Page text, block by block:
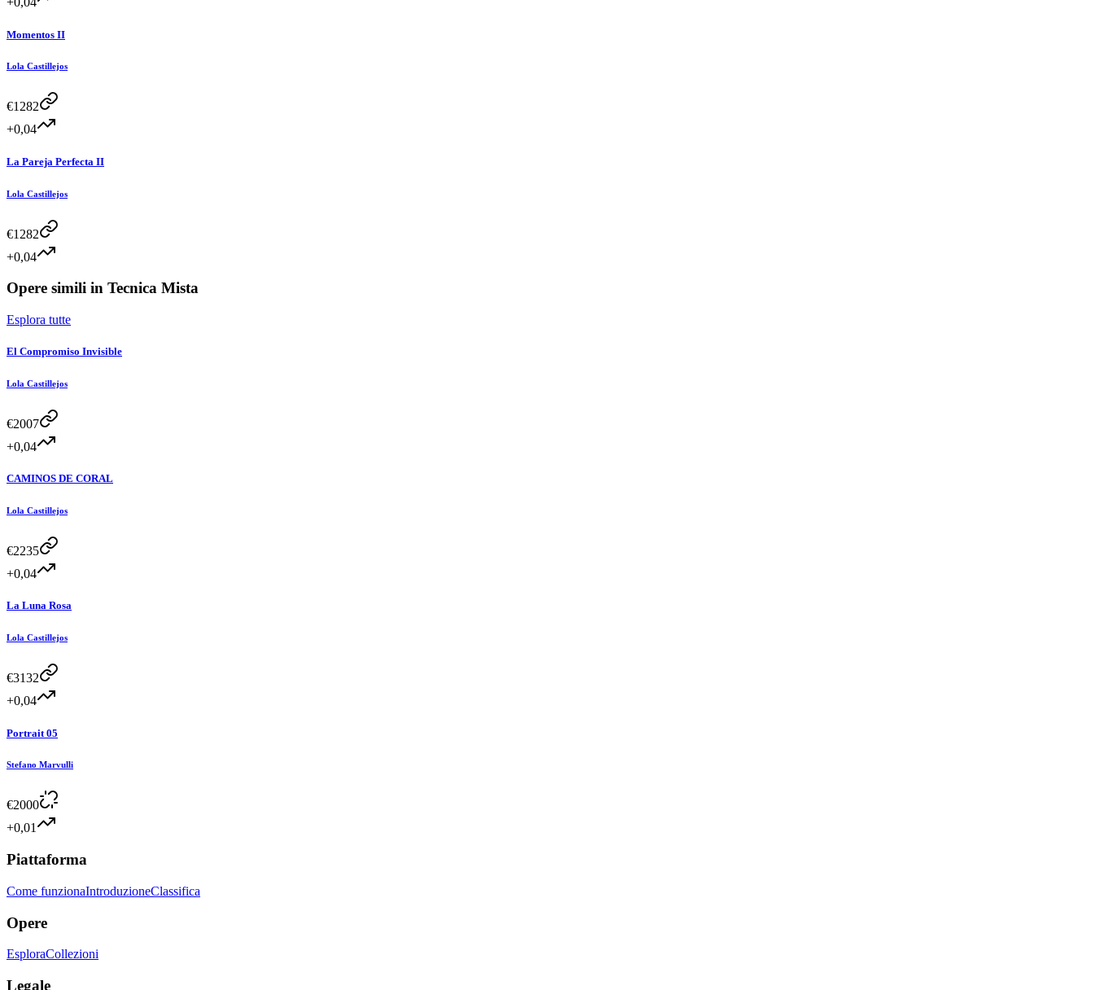
Momentos II
Lola Castillejos
€1282
+0,04
La Pareja Perfecta II
Lola Castillejos
€1282
+0,04
Opere simili in Tecnica Mista
Esplora tutte
El Compromiso Invisible
Lola Castillejos
€2007
+0,04
CAMINOS DE CORAL
Lola Castillejos
€2235
+0,04
La Luna Rosa
Lola Castillejos
€3132
+0,04
Portrait 05
Stefano Marvulli
€2000
+0,01
Piattaforma
Come funzionaIntroduzioneClassifica
Opere
EsploraCollezioni
Legale